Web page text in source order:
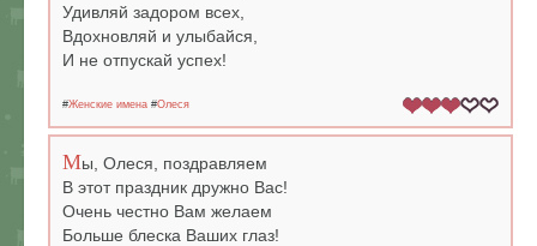
Удивляй задором всех,
Вдохновляй и улыбайся,
И не отпускай успех!
#Женские имена #Олеся
Мы, Олеся, поздравляем
В этот праздник дружно Вас!
Очень честно Вам желаем
Больше блеска Ваших глаз!